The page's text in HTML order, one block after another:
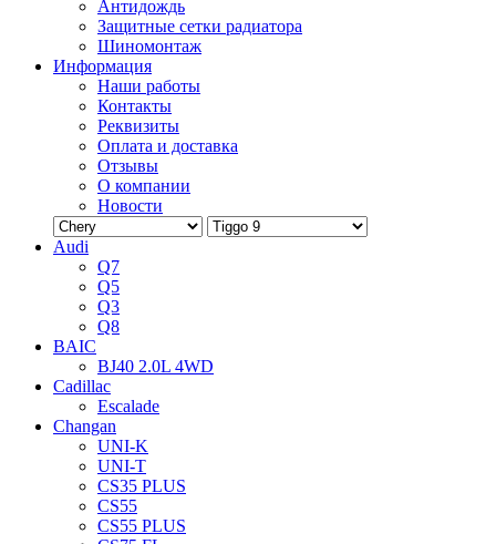
Антидождь
Защитные сетки радиатора
Шиномонтаж
Информация
Наши работы
Контакты
Реквизиты
Оплата и доставка
Отзывы
О компании
Новости
Audi
Q7
Q5
Q3
Q8
BAIC
BJ40 2.0L 4WD
Cadillac
Escalade
Changan
UNI-K
UNI-T
CS35 PLUS
CS55
CS55 PLUS